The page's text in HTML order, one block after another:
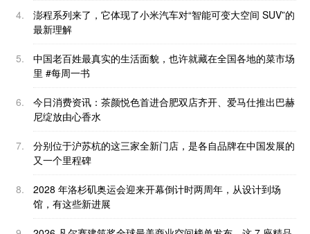
4.
澎程系列来了，它体现了小米汽车对“智能可变大空间 SUV”的
最新理解
5.
中国老百姓最真实的生活面貌，也许就藏在全国各地的菜市场
里 #每周一书
6.
今日消费资讯：茶颜悦色首进合肥双店齐开、爱马仕推出巴赫
尼绽放由心香水
7.
分别位于沪苏杭的这三家全新门店，是各自品牌在中国发展的
又一个里程碑
8.
2028 年洛杉矶奥运会迎来开幕倒计时两周年，从设计到场
馆，有这些新进展